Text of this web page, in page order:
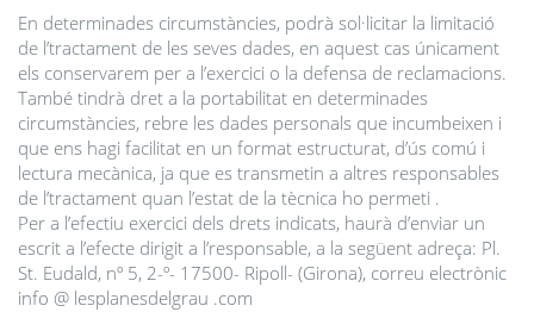
En determinades circumstàncies, podrà sol·licitar la limitació
de l’tractament de les seves dades, en aquest cas únicament
els conservarem per a l’exercici o la defensa de reclamacions.
També tindrà dret a la portabilitat en determinades
circumstàncies, rebre les dades personals que incumbeixen i
que ens hagi facilitat en un format estructurat, d’ús comú i
lectura mecànica, ja que es transmetin a altres responsables
de l’tractament quan l’estat de la tècnica ho permeti .
Per a l’efectiu exercici dels drets indicats, haurà d’enviar un
escrit a l’efecte dirigit a l’responsable, a la següent adreça: Pl.
St. Eudald, nº 5, 2-º- 17500- Ripoll- (Girona), correu electrònic
info @ lesplanesdelgrau .com